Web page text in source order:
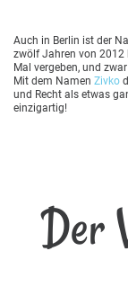
Auch in Berlin ist der
zwölf Jahren von 2012
Mal vergeben, und
Mit dem Namen Zivko
und Recht als etwas
einzigartig!
Der